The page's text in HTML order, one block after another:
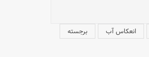
انعکاس آب
برجسته